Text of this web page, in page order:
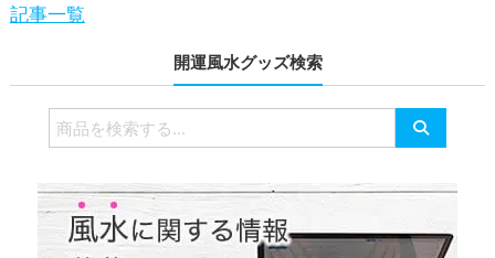
記事一覧
開運風水グッズ検索
検
索
象: